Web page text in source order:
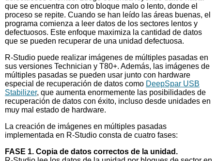
que se encuentra con otro bloque malo o lento, donde el
proceso se repite. Cuando se han leído las áreas buenas, el
programa comienza a leer datos de los sectores lentos y
defectuosos. Este enfoque maximiza la cantidad de datos
que se pueden recuperar de una unidad defectuosa.
R-Studio puede realizar imágenes de múltiples pasadas en
sus versiones Technician y T80+. Además, las imágenes de
múltiples pasadas se pueden usar junto con hardware
especial de recuperación de datos como DeepSpar USB
Stabilizer, que aumenta enormemente las posibilidades de
recuperación de datos con éxito, incluso desde unidades en
muy mal estado de hardware.
La creación de imágenes en múltiples pasadas
implementada en R-Studio consta de cuatro fases:
FASE 1. Copia de datos correctos de la unidad.